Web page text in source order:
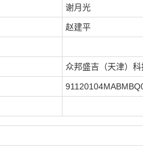
谢月光
赵建平
众邦盛吉（天津）科